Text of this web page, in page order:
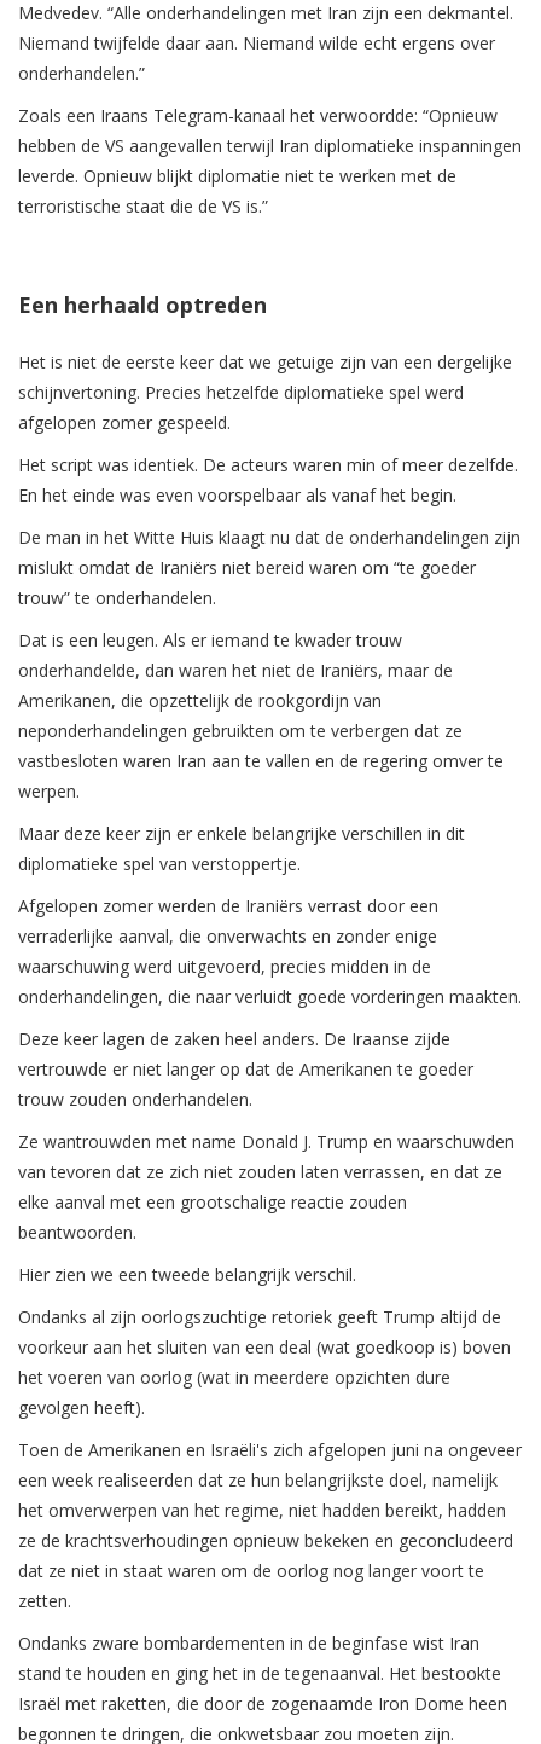
Medvedev. “Alle onderhandelingen met Iran zijn een dekmantel.
Niemand twijfelde daar aan. Niemand wilde echt ergens over
onderhandelen.”
Zoals een Iraans Telegram-kanaal het verwoordde: “Opnieuw
hebben de VS aangevallen terwijl Iran diplomatieke inspanningen
leverde. Opnieuw blijkt diplomatie niet te werken met de
terroristische staat die de VS is.”
Een herhaald optreden
Het is niet de eerste keer dat we getuige zijn van een dergelijke
schijnvertoning. Precies hetzelfde diplomatieke spel werd
afgelopen zomer gespeeld.
Het script was identiek. De acteurs waren min of meer dezelfde.
En het einde was even voorspelbaar als vanaf het begin.
De man in het Witte Huis klaagt nu dat de onderhandelingen zijn
mislukt omdat de Iraniërs niet bereid waren om “te goeder
trouw” te onderhandelen.
Dat is een leugen. Als er iemand te kwader trouw
onderhandelde, dan waren het niet de Iraniërs, maar de
Amerikanen, die opzettelijk de rookgordijn van
neponderhandelingen gebruikten om te verbergen dat ze
vastbesloten waren Iran aan te vallen en de regering omver te
werpen.
Maar deze keer zijn er enkele belangrijke verschillen in dit
diplomatieke spel van verstoppertje.
Afgelopen zomer werden de Iraniërs verrast door een
verraderlijke aanval, die onverwachts en zonder enige
waarschuwing werd uitgevoerd, precies midden in de
onderhandelingen, die naar verluidt goede vorderingen maakten.
Deze keer lagen de zaken heel anders. De Iraanse zijde
vertrouwde er niet langer op dat de Amerikanen te goeder
trouw zouden onderhandelen.
Ze wantrouwden met name Donald J. Trump en waarschuwden
van tevoren dat ze zich niet zouden laten verrassen, en dat ze
elke aanval met een grootschalige reactie zouden
beantwoorden.
Hier zien we een tweede belangrijk verschil.
Ondanks al zijn oorlogszuchtige retoriek geeft Trump altijd de
voorkeur aan het sluiten van een deal (wat goedkoop is) boven
het voeren van oorlog (wat in meerdere opzichten dure
gevolgen heeft).
Toen de Amerikanen en Israëli's zich afgelopen juni na ongeveer
een week realiseerden dat ze hun belangrijkste doel, namelijk
het omverwerpen van het regime, niet hadden bereikt, hadden
ze de krachtsverhoudingen opnieuw bekeken en geconcludeerd
dat ze niet in staat waren om de oorlog nog langer voort te
zetten.
Ondanks zware bombardementen in de beginfase wist Iran
stand te houden en ging het in de tegenaanval. Het bestookte
Israël met raketten, die door de zogenaamde Iron Dome heen
begonnen te dringen, die onkwetsbaar zou moeten zijn.